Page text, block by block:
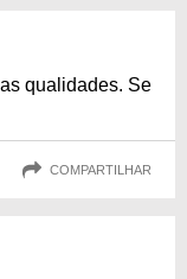
qualidades. Se
COMPARTILHAR